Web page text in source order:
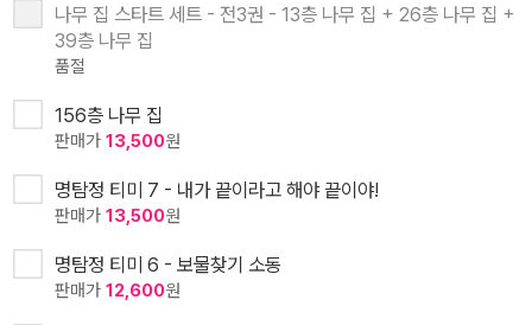
나무 집 스타트 세트 - 전3권 - 13층 나무 집 + 26층 나무 집 +
39층 나무 집
품절
156층 나무 집
판매가 13,500원
명탐정 티미 7 - 내가 끝이라고 해야 끝이야!
판매가 13,500원
명탐정 티미 6 - 보물찾기 소동
판매가 12,600원